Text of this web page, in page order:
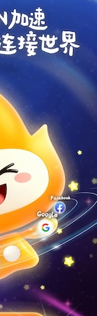
支持[0] 反对
支持
反对 [0]
支持[0] 反对[0]